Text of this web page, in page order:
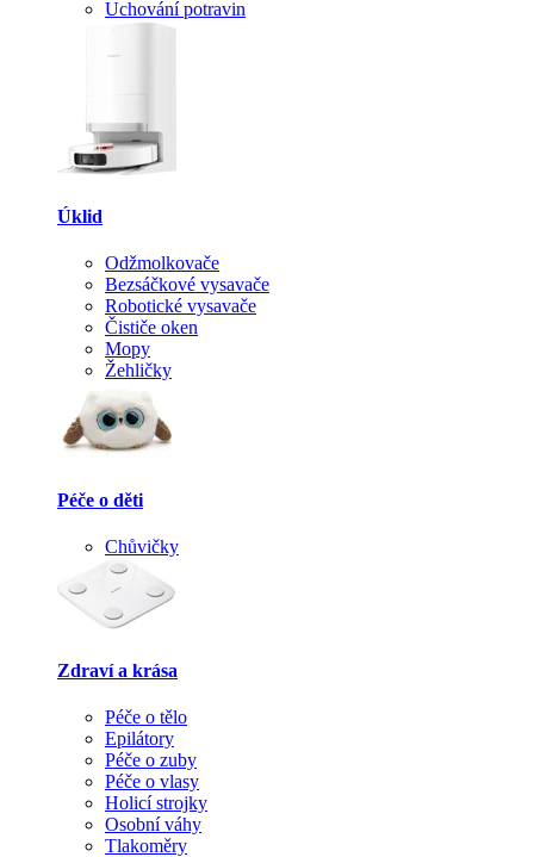
Uchování potravin
Úklid
Odžmolkovače
Bezsáčkové vysavače
Robotické vysavače
Čističe oken
Mopy
Žehličky
Péče o děti
Chůvičky
Zdraví a krása
Péče o tělo
Epilátory
Péče o zuby
Péče o vlasy
Holicí strojky
Osobní váhy
Tlakoměry